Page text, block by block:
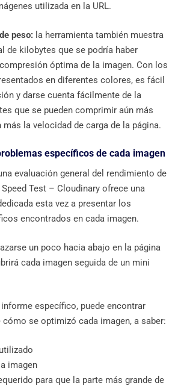
utilizada en la URL.
peso: la herramienta también muestra
de kilobytes que se podría haber
óptima de la imagen. Con los
en diferentes colores, es fácil
y darse cuenta fácilmente de la
que se pueden comprimir aún más
más la velocidad de carga de la página.
específicos de cada imagen
evaluación general del rendimiento de
Speed ​​Test – Cloudinary ofrece una
esta vez a presentar los
encontrados en cada imagen.
un poco hacia abajo en la página
cada imagen seguida de un mini
específico, puede encontrar
se optimizó cada imagen, a saber:
imagen
para que la parte más grande de